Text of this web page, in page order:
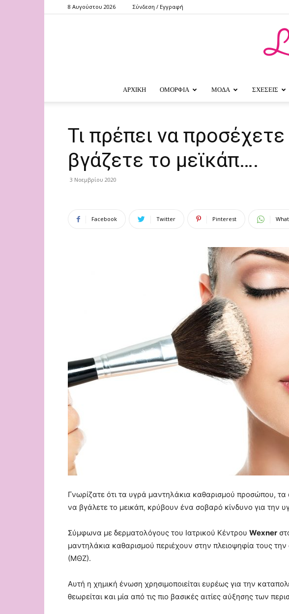
8 Αυγούστου 2026 Σύνδεση / Εγγραφή
ΑΡΧΙΚΗ ΟΜΟΡΦΙΑ ΜΟΔΑ ΣΧΕΣΕΙΣ
Τι πρέπει να
βγάζετε το μεϊκάπ….
3 Νοεμβρίου 2020
Facebook Twitter Pinterest
Γνωρίζατε ότι τα υγρά μαντηλάκια καθαρισμού προσώπου, τα
να βγάλετε το μεικάπ, κρύβουν ένα σοβαρό κίνδυνο για την
Σύμφωνα με δερματολόγους του Ιατρικού Κέντρου Wexner
μαντηλάκια καθαρισμού περιέχουν στην πλειοψηφία τους την
(ΜΘΖ).
Αυτή η χημική ένωση χρησιμοποιείται ευρέως για την
θεωρείται και μία από τις πιο βασικές αιτίες αύξησης των